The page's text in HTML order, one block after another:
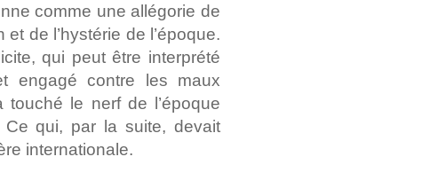
comme une allégorie de
et de l’hystérie de l’époque.
qui peut être interprété
engagé contre les maux
touché le nerf de l’époque
Ce qui, par la suite, devait
internationale.